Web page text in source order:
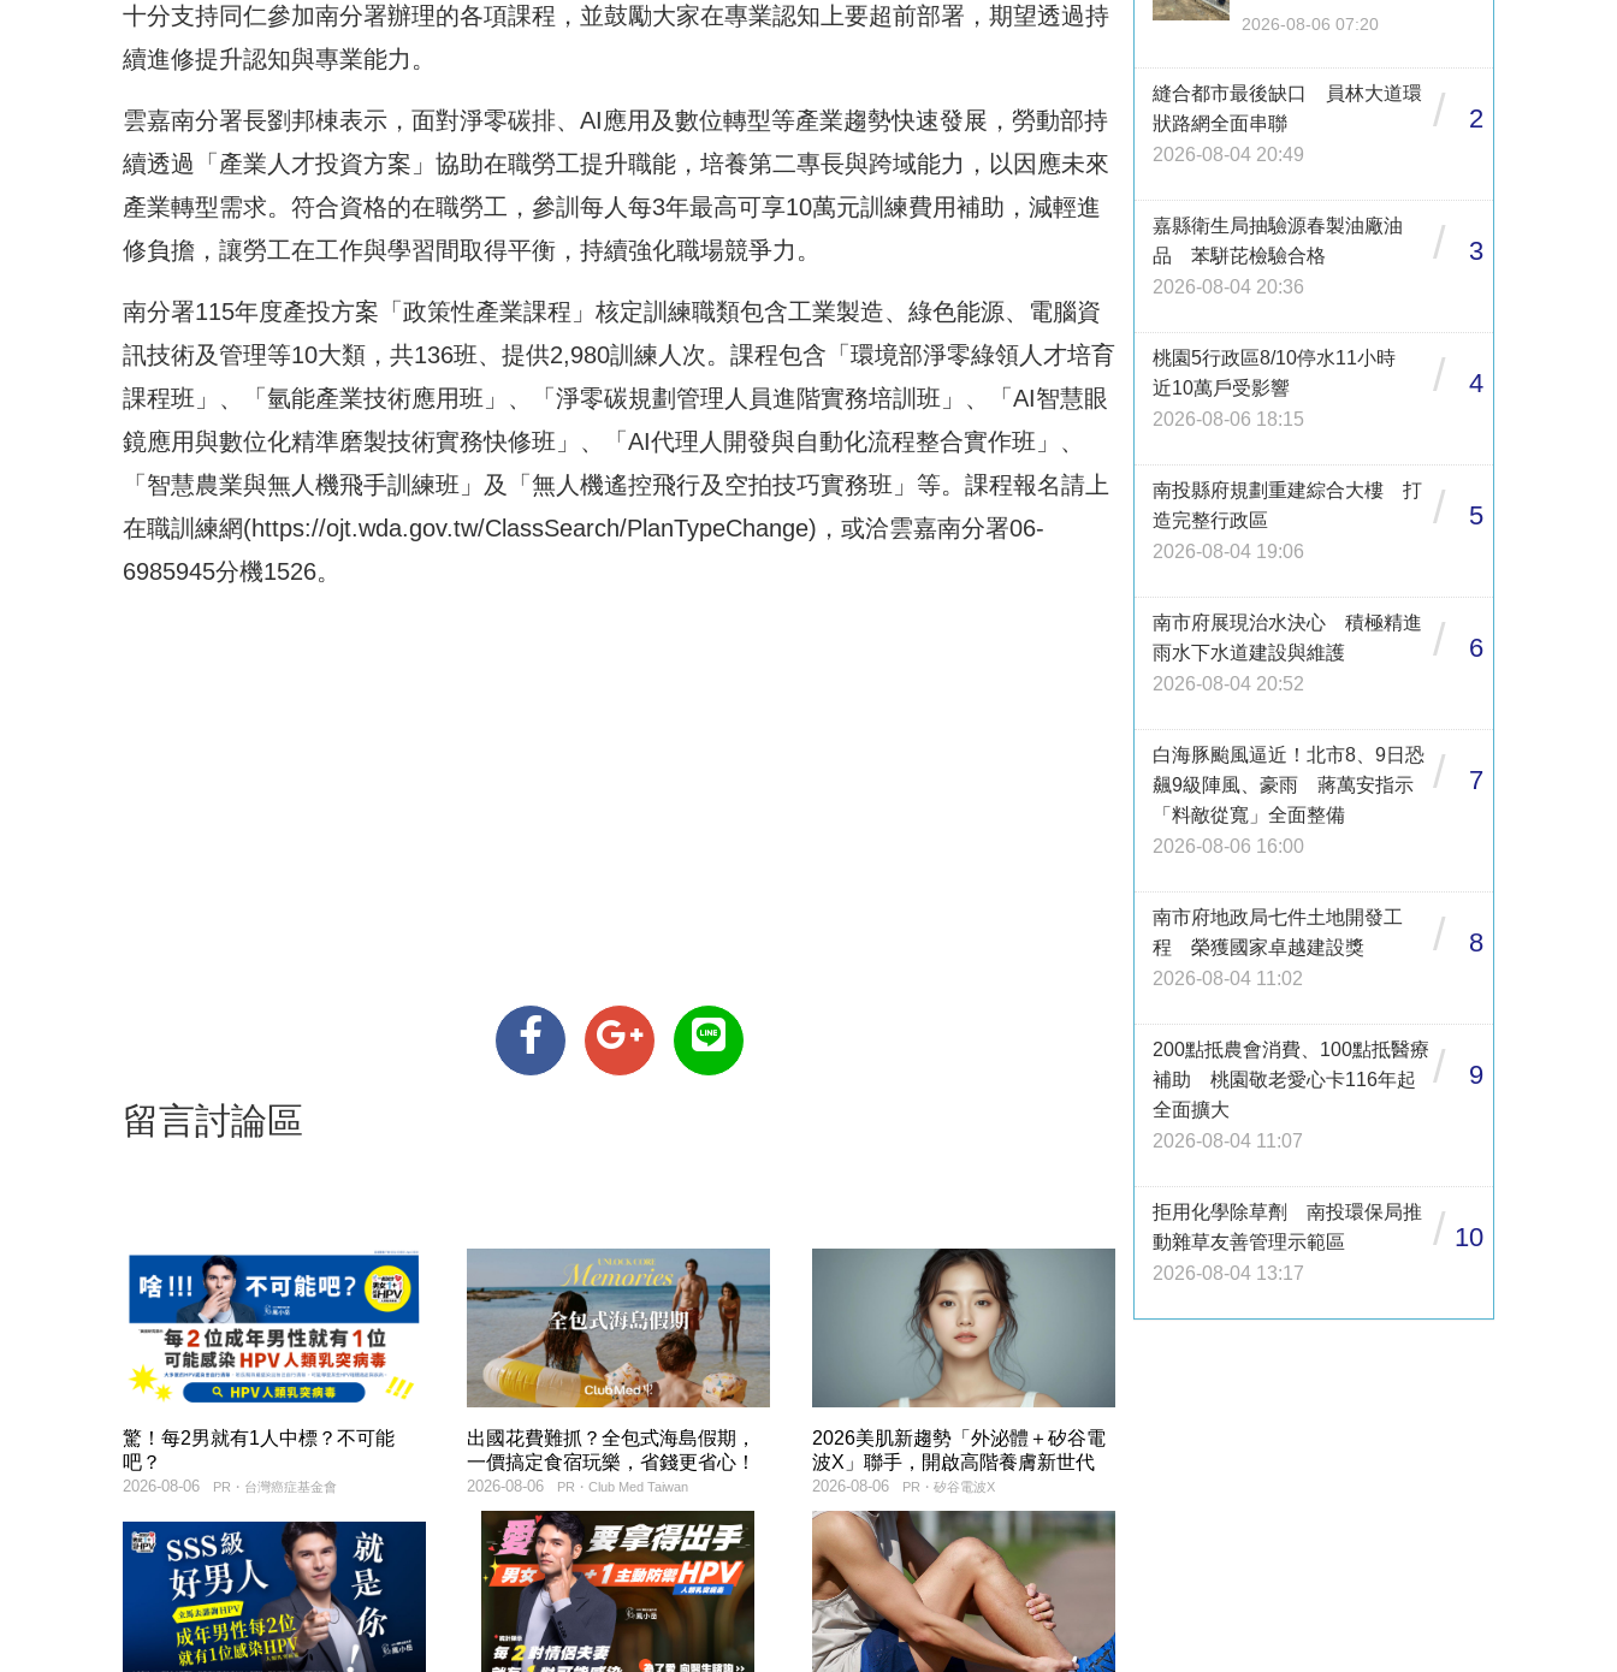
十分支持同仁參加南分署辦理的各項課程，並鼓勵大家在專業認知上要超前部署，期望透過持
續進修提升認知與專業能力。
雲嘉南分署長劉邦棟表示，面對淨零碳排、AI應用及數位轉型等產業趨勢快速發展，勞動部持
續透過「產業人才投資方案」協助在職勞工提升職能，培養第二專長與跨域能力，以因應未來
產業轉型需求。符合資格的在職勞工，參訓每人每3年最高可享10萬元訓練費用補助，減輕進
修負擔，讓勞工在工作與學習間取得平衡，持續強化職場競爭力。
南分署115年度產投方案「政策性產業課程」核定訓練職類包含工業製造、綠色能源、電腦資
訊技術及管理等10大類，共136班、提供2,980訓練人次。課程包含「環境部淨零綠領人才培育
課程班」、「氫能產業技術應用班」、「淨零碳規劃管理人員進階實務培訓班」、「AI智慧眼
鏡應用與數位化精準磨製技術實務快修班」、「AI代理人開發與自動化流程整合實作班」、
「智慧農業與無人機飛手訓練班」及「無人機遙控飛行及空拍技巧實務班」等。課程報名請上
在職訓練網(https://ojt.wda.gov.tw/ClassSearch/PlanTypeChange)，或洽雲嘉南分署06-
6985945分機1526。
留言討論區
驚！每2男就有1人中標？不可能
吧？
PR・台灣癌症基金會
2026-08-06
出國花費難抓？全包式海島假期，
一價搞定食宿玩樂，省錢更省心！
PR・Club Med Taiwan
2026-08-06
2026美肌新趨勢「外泌體＋矽谷電
波X」聯手，開啟高階養膚新世代
PR・矽谷電波X
2026-08-06
2026-08-06 07:20
縫合都市最後缺口 員林大道環
狀路網全面串聯
2026-08-04 20:49
/ 2
嘉縣衛生局抽驗源春製油廠油
品 苯駢芘檢驗合格
2026-08-04 20:36
/ 3
桃園5行政區8/10停水11小時
近10萬戶受影響
2026-08-06 18:15
/ 4
南投縣府規劃重建綜合大樓 打
造完整行政區
2026-08-04 19:06
/ 5
南市府展現治水決心 積極精進
雨水下水道建設與維護
2026-08-04 20:52
/ 6
白海豚颱風逼近！北市8、9日恐
飆9級陣風、豪雨 蔣萬安指示
「料敵從寬」全面整備
2026-08-06 16:00
/ 7
南市府地政局七件土地開發工
程 榮獲國家卓越建設獎
2026-08-04 11:02
/ 8
200點抵農會消費、100點抵醫療
補助 桃園敬老愛心卡116年起
全面擴大
2026-08-04 11:07
/ 9
拒用化學除草劑 南投環保局推
動雜草友善管理示範區
2026-08-04 13:17
/ 10